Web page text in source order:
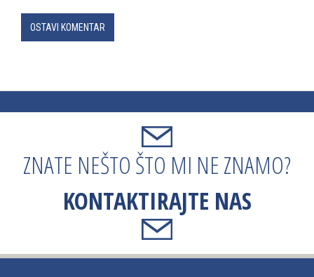
OSTAVI KOMENTAR
ZNATE NEŠTO ŠTO MI NE ZNAMO?
KONTAKTIRAJTE NAS